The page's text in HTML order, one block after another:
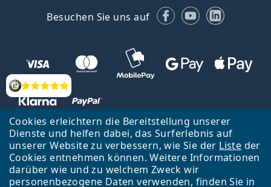
Cookies erleichtern die Bereitstellung unserer
Dienste und helfen dabei, das Surferlebnis auf
unserer Website zu verbessern, wie Sie der Liste der
Cookies entnehmen können. Weitere Informationen
darüber wie und zu welchem Zweck wir
personenbezogene Daten verwenden, finden Sie in
Bewertung
Besuchen Sie uns auf Facebook
YouTubeLinkedIn
Zurück zur Hauptseite
Nach oben
Lentiamo s.r.o., Tschechien ist Eigentümer und Betreiber des Online-
Shops Lentiamo.de
Seit 18 Jahren sind wir für Sie da.